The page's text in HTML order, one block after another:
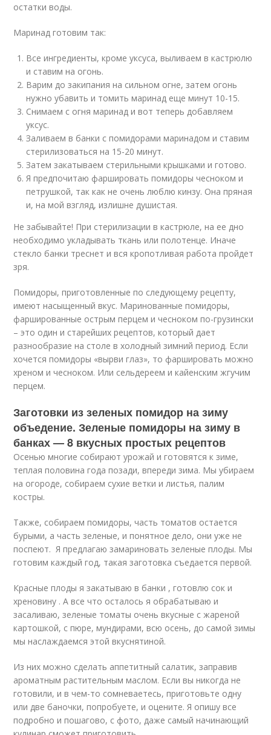
остатки воды.
Маринад готовим так:
Все ингредиенты, кроме уксуса, выливаем в кастрюлю
и ставим на огонь.
Варим до закипания на сильном огне, затем огонь
нужно убавить и томить маринад еще минут 10-15.
Снимаем с огня маринад и вот теперь добавляем
уксус.
Заливаем в банки с помидорами маринадом и ставим
стерилизоваться на 15-20 минут.
Затем закатываем стерильными крышками и готово.
Я предпочитаю фаршировать помидоры чесноком и
петрушкой, так как не очень люблю кинзу. Она пряная
и, на мой взгляд, излишне душистая.
Не забывайте! При стерилизации в кастрюле, на ее дно
необходимо укладывать ткань или полотенце. Иначе
стекло банки треснет и вся кропотливая работа пройдет
зря.
Помидоры, приготовленные по следующему рецепту,
имеют насыщенный вкус. Маринованные помидоры,
фаршированные острым перцем и чесноком по-грузински
– это один и старейших рецептов, который дает
разнообразие на столе в холодный зимний период. Если
хочется помидоры «вырви глаз», то фаршировать можно
хреном и чесноком. Или сельдереем и кайенским жгучим
перцем.
Заготовки из зеленых помидор на зиму
объедение. Зеленые помидоры на зиму в
банках — 8 вкусных простых рецептов
Осенью многие собирают урожай и готовятся к зиме,
теплая половина года позади, впереди зима. Мы убираем
на огороде, собираем сухие ветки и листья, палим
костры.
Также, собираем помидоры, часть томатов остается
бурыми, а часть зеленые, и понятное дело, они уже не
поспеют. Я предлагаю замариновать зеленые плоды. Мы
готовим каждый год, такая заготовка съедается первой.
Красные плоды я закатываю в банки , готовлю сок и
хреновину . А все что осталось я обрабатываю и
засаливаю, зеленые томаты очень вкусные с жареной
картошкой, с пюре, мундирами, всю осень, до самой зимы
мы наслаждаемся этой вкуснятиной.
Из них можно сделать аппетитный салатик, заправив
ароматным растительным маслом. Если вы никогда не
готовили, и в чем-то сомневаетесь, приготовьте одну
или две баночки, попробуете, и оцените. Я опишу все
подробно и пошагово, с фото, даже самый начинающий